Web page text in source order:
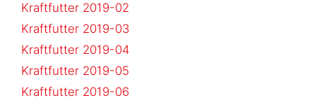
Kraftfutter 2019-02
Kraftfutter 2019-03
Kraftfutter 2019-04
Kraftfutter 2019-05
Kraftfutter 2019-06